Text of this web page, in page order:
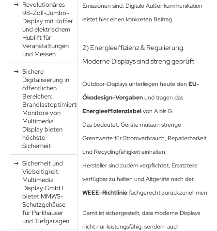
Revolutionäres
98-Zoll-Jumbo-
Display mit Koffer
und elektrischem
Hublift für
Veranstaltungen
und Messen
Sichere
Digitalisierung in
öffentlichen
Bereichen:
Brandlastoptimierte
Monitore von
Multimedia
Display bieten
höchste
Sicherheit
Sicherheit und
Vielseitigkeit:
Multimedia
Display GmbH
bietet MMWS-
Schutzgehäuse
für Parkhäuser
und Tiefgaragen
Emissionen sind. Digitale Außenkommunikation
leistet hier einen konkreten Beitrag.
2) Energieeffizienz & Regulierung:
Moderne Displays sind streng geprüft
Outdoor-Displays unterliegen heute den EU-
Ökodesign-Vorgabenund tragen das
Energieeffizienzlabelvon A bis G.
Das bedeutet: Geräte müssen strenge
Grenzwerte für Stromverbrauch, Reparierbarkeit
und Recyclingfähigkeit einhalten.
Hersteller sind zudem verpflichtet, Ersatzteile
verfügbar zu halten und Altgeräte nach der
WEEE-Richtliniefachgerecht zurückzunehmen.
Damit ist sichergestellt, dass moderne Displays
nicht nur leistungsfähig, sondern auch